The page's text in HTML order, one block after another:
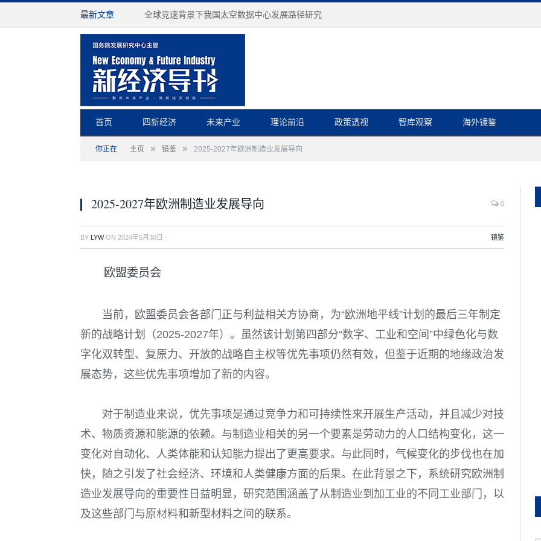
最新文章 全球竞速背景下我国太空数据中心发展路径研究
首页 四新经济 未来产业 理论前沿 政策透视 智库观察 海外镜鉴
你正在 主页 » 镜鉴 » 2025-2027年欧洲制造业发展导向
2025-2027年欧洲制造业发展导向 0
BY LYWON 2024年5月30日 · 镜鉴
欧盟委员会
当前，欧盟委员会各部门正与利益相关方协商，为“欧洲地平线”计划的最后三年制定
新的战略计划（2025-2027年）。虽然该计划第四部分“数字、工业和空间”中绿色化与数
字化双转型、复原力、开放的战略自主权等优先事项仍然有效，但鉴于近期的地缘政治发
展态势，这些优先事项增加了新的内容。
对于制造业来说，优先事项是通过竞争力和可持续性来开展生产活动，并且减少对技
术、物质资源和能源的依赖。与制造业相关的另一个要素是劳动力的人口结构变化，这一
变化对自动化、人类体能和认知能力提出了更高要求。与此同时，气候变化的步伐也在加
快，随之引发了社会经济、环境和人类健康方面的后果。在此背景之下，系统研究欧洲制
造业发展导向的重要性日益明显，研究范围涵盖了从制造业到加工业的不同工业部门，以
及这些部门与原材料和新型材料之间的联系。